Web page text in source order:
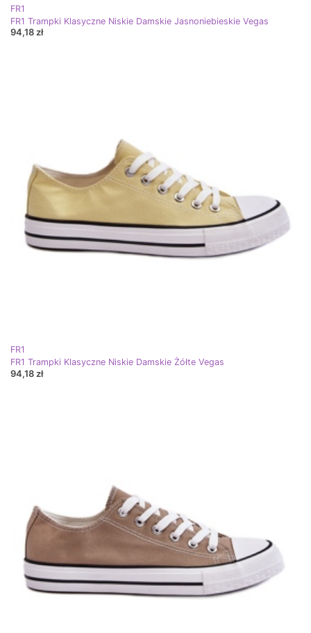
FR1
FR1 Trampki Klasyczne Niskie Damskie Jasnoniebieskie Vegas
94,18 zł
FR1
FR1 Trampki Klasyczne Niskie Damskie Żółte Vegas
94,18 zł